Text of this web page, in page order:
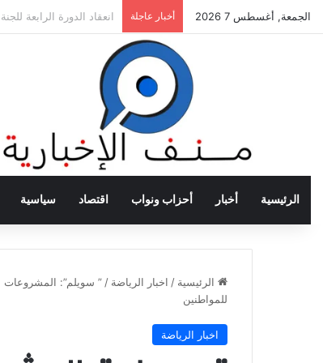
الجمعة, أغسطس 7 2026 أخبار عاجلة وزير الصحة يوقع مذكرة
الرئيسية أخبار أحزاب ونواب اقتصاد سياسية
الرئيسية / اخبار الرياضة / ” سويلم”: المشروعات
للمواطنين
اخبار الرياضة